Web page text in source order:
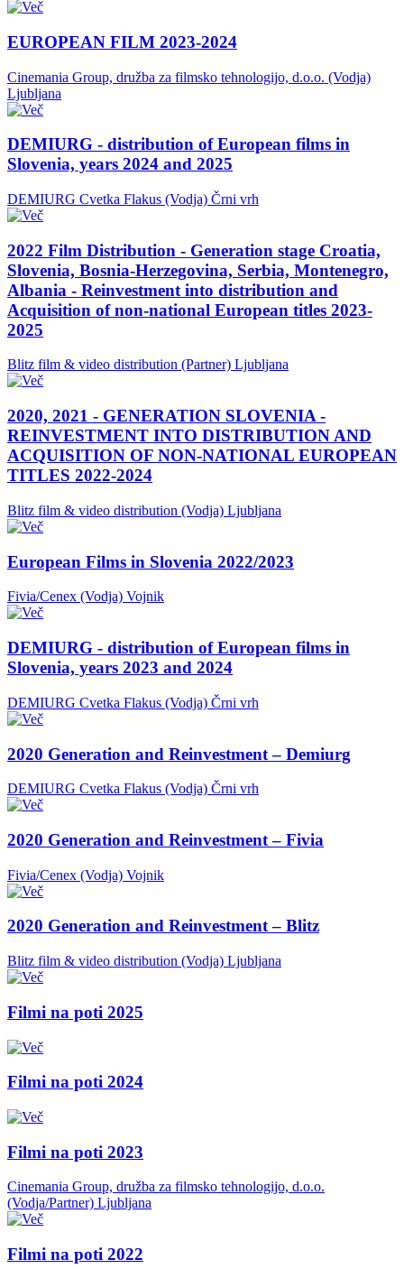
EUROPEAN FILM 2023-2024
Cinemania Group, družba za filmsko tehnologijo, d.o.o. (Vodja)
Ljubljana
DEMIURG - distribution of European films in
Slovenia, years 2024 and 2025
DEMIURG Cvetka Flakus (Vodja) Črni vrh
2022 Film Distribution - Generation stage Croatia,
Slovenia, Bosnia-Herzegovina, Serbia, Montenegro,
Albania - Reinvestment into distribution and
Acquisition of non-national European titles 2023-
2025
Blitz film & video distribution (Partner) Ljubljana
2020, 2021 - GENERATION SLOVENIA -
REINVESTMENT INTO DISTRIBUTION AND
ACQUISITION OF NON-NATIONAL EUROPEAN
TITLES 2022-2024
Blitz film & video distribution (Vodja) Ljubljana
European Films in Slovenia 2022/2023
Fivia/Cenex (Vodja) Vojnik
DEMIURG - distribution of European films in
Slovenia, years 2023 and 2024
DEMIURG Cvetka Flakus (Vodja) Črni vrh
2020 Generation and Reinvestment – Demiurg
DEMIURG Cvetka Flakus (Vodja) Črni vrh
2020 Generation and Reinvestment – Fivia
Fivia/Cenex (Vodja) Vojnik
2020 Generation and Reinvestment – Blitz
Blitz film & video distribution (Vodja) Ljubljana
Filmi na poti 2025
Filmi na poti 2024
Filmi na poti 2023
Cinemania Group, družba za filmsko tehnologijo, d.o.o.
(Vodja/Partner) Ljubljana
Filmi na poti 2022